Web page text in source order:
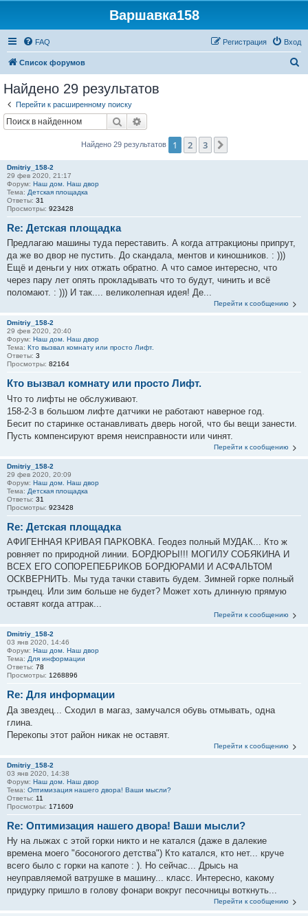
Варшавка158
FAQ Вход
Регистрация
Список форумов
Найдено 29 результатов
Перейти к расширенному поиску
Поиск
Найдено 29 результатов 1 2 3
Dmitriy_158-2
29 фев 2020, 21:17
Форум: Наш дом. Наш двор
Тема: Детская площадка
Ответы: 31
Просмотры: 923428
Re: Детская площадка
Предлагаю машины туда переставить. А когда аттракционы припрут,
да же во двор не пустить. До скандала, ментов и киношников. : )))
Ещё и деньги у них отжать обратно. А что самое интересно, что
через пару лет опять прокладывать что то будут, чинить и всё
поломают. : ))) И так.... великолепная идея! Де...
Перейти к сообщению
Dmitriy_158-2
29 фев 2020, 20:40
Форум: Наш дом. Наш двор
Тема: Кто вызвал комнату или просто Лифт.
Ответы: 3
Просмотры: 82164
Кто вызвал комнату или просто Лифт.
Что то лифты не обслуживают.
158-2-3 в большом лифте датчики не работают наверное год.
Бесит по старинке останавливать дверь ногой, что бы вещи занести.
Пусть компенсируют время неисправности или чинят.
Перейти к сообщению
Dmitriy_158-2
29 фев 2020, 20:09
Форум: Наш дом. Наш двор
Тема: Детская площадка
Ответы: 31
Просмотры: 923428
Re: Детская площадка
АФИГЕННАЯ КРИВАЯ ПАРКОВКА. Геодез полный МУДАК... Кто ж
ровняет по природной линии. БОРДЮРЫ!!! МОГИЛУ СОБЯКИНА И
ВСЕХ ЕГО СОПОРЕПЕБРИКОВ БОРДЮРАМИ И АСФАЛЬТОМ
ОСКВЕРНИТЬ. Мы туда тачки ставить будем. Зимней горке полный
трындец. Или зим больше не будет? Может хоть длинную прямую
оставят когда аттрак...
Перейти к сообщению
Dmitriy_158-2
03 янв 2020, 14:46
Форум: Наш дом. Наш двор
Тема: Для информации
Ответы: 78
Просмотры: 1268896
Re: Для информации
Да звездец... Сходил в магаз, замучался обувь отмывать, одна
глина.
Перекопы этот район никак не оставят.
Перейти к сообщению
Dmitriy_158-2
03 янв 2020, 14:38
Форум: Наш дом. Наш двор
Тема: Оптимизация нашего двора! Ваши мысли?
Ответы: 11
Просмотры: 171609
Re: Оптимизация нашего двора! Ваши мысли?
Ну на лыжах с этой горки никто и не катался (даже в далекие
времена моего "босоногого детства") Кто катался, кто нет... круче
всего было с горки на капоте : ). Но сейчас... Дрысь на
неуправляемой ватрушке в машину... класс. Интересно, какому
придурку пришло в голову фонари вокруг песочницы воткнуть...
Перейти к сообщению